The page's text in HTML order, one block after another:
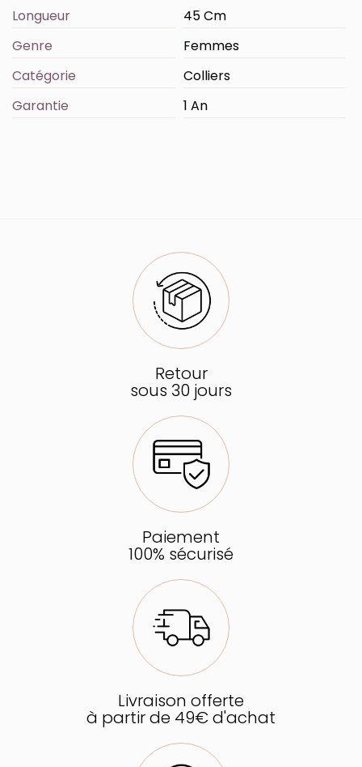
Longueur
45 Cm
Genre
Femmes
Catégorie
Colliers
Garantie
1 An
Retour
sous 30 jours
Paiement
100% sécurisé
Livraison offerte
à partir de 49€ d'achat